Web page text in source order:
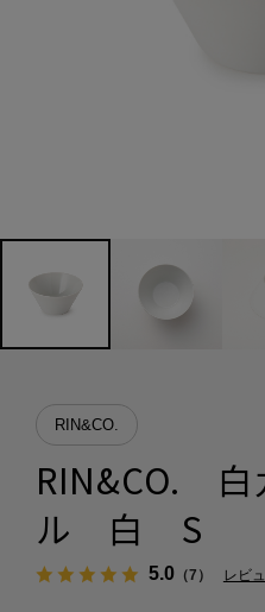
RIN&CO.
RIN&CO.
ル 白 S
5.0（7） レビ